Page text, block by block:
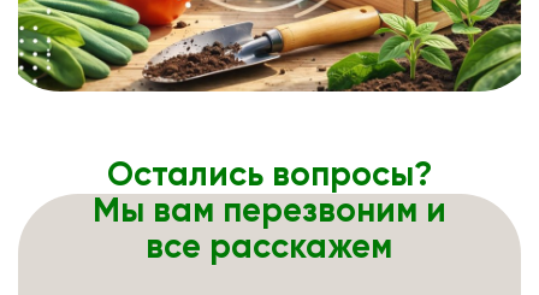
Остались вопросы?
Мы вам перезвоним и
все расскажем